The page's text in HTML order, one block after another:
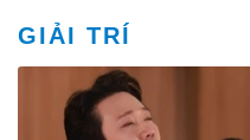
GIẢI TRÍ